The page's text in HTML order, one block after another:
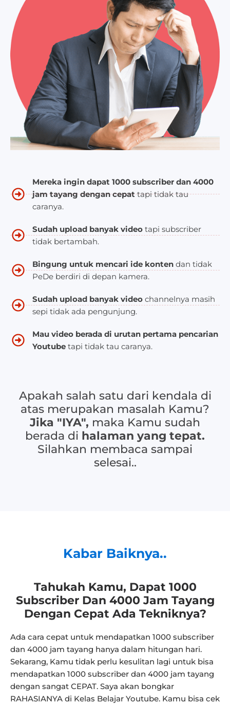
Mereka ingin dapat 1000 subscriber dan 4000
jam tayang dengan cepattapi tidak tau
caranya.
Sudah upload banyak videotapi subscriber
tidak bertambah.
Bingung untuk mencari ide kontendan tidak
PeDe berdiri di depan kamera.
Sudah upload banyak videochannelnya masih
sepi tidak ada pengunjung.
Mau video berada di urutan pertama pencarian
Youtubetapi tidak tau caranya.
Apakah salah satu dari kendala di
atas merupakan masalah Kamu?
Jika "IYA", maka Kamu sudah
berada di halaman yang tepat.
Silahkan membaca sampai
selesai..
Kabar Baiknya..
Tahukah Kamu, Dapat 1000
Subscriber Dan 4000 Jam Tayang
Dengan Cepat Ada Tekniknya?
Ada cara cepat untuk mendapatkan 1000 subscriber
dan 4000 jam tayang hanya dalam hitungan hari.
Sekarang, Kamu tidak perlu kesulitan lagi untuk bisa
mendapatkan 1000 subscriber dan 4000 jam tayang
dengan sangat CEPAT. Saya akan bongkar
RAHASIANYA di Kelas Belajar Youtube. Kamu bisa cek